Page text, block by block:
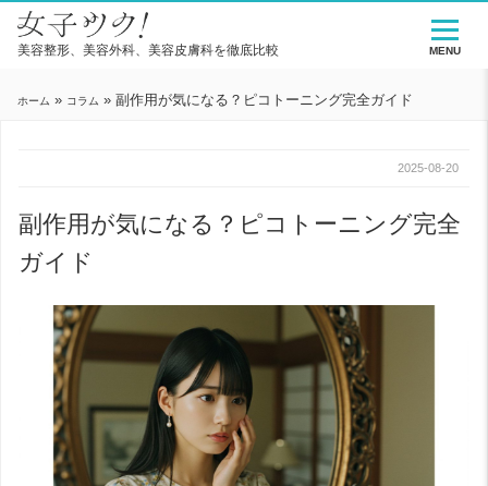
美容整形、美容外科、美容皮膚科を徹底比較
ホーム » コラム » 副作用が気になる？ピコトーニング完全ガイド
2025-08-20
副作用が気になる？ピコトーニング完全
ガイド
MENU